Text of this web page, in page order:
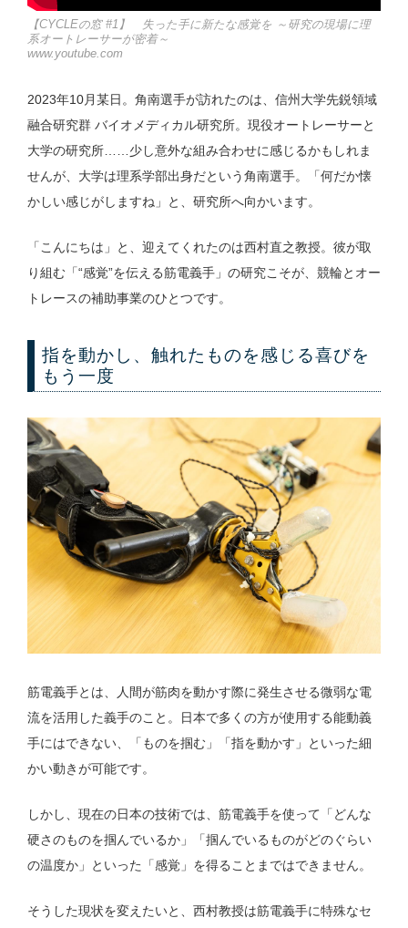
【CYCLEの窓 #1】 失った手に新たな感覚を ～研究の現場に理
系オートレーサーが密着～
www.youtube.com
2023年10月某日。角南選手が訪れたのは、信州大学先鋭領域
融合研究群 バイオメディカル研究所。現役オートレーサーと
大学の研究所……少し意外な組み合わせに感じるかもしれま
せんが、大学は理系学部出身だという角南選手。「何だか懐
かしい感じがしますね」と、研究所へ向かいます。
「こんにちは」と、迎えてくれたのは西村直之教授。彼が取
り組む「“感覚”を伝える筋電義手」の研究こそが、競輪とオー
トレースの補助事業のひとつです。
指を動かし、触れたものを感じる喜びを
もう一度
筋電義手とは、人間が筋肉を動かす際に発生させる微弱な電
流を活用した義手のこと。日本で多くの方が使用する能動義
手にはできない、「ものを掴む」「指を動かす」といった細
かい動きが可能です。
しかし、現在の日本の技術では、筋電義手を使って「どんな
硬さのものを掴んでいるか」「掴んでいるものがどのぐらい
の温度か」といった「感覚」を得ることまではできません。
そうした現状を変えたいと、西村教授は筋電義手に特殊なセ